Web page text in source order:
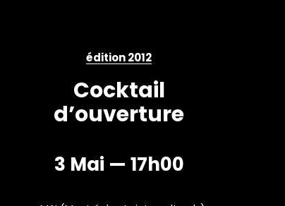
édition 2012
Cocktail
d’ouverture
3 Mai — 17h00